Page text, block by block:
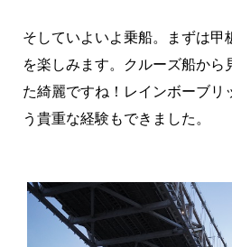
そしていよいよ乗船。まずは甲
を楽しみます。クルーズ船から
た綺麗ですね！レインボーブリ
う貴重な経験もできました。